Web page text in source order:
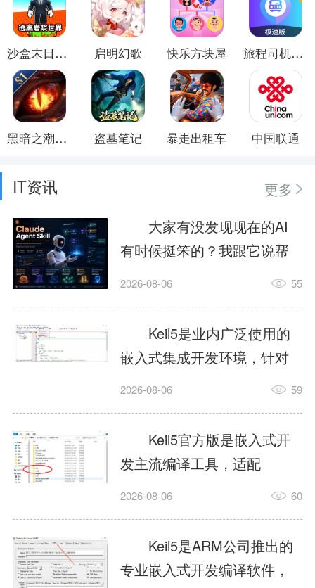
沙盒末日世界 启明幻歌 快乐方块屋 旅程司机极速版
黑暗之潮：契约 盗墓笔记 暴走出租车 中国联通
IT资讯
更多
大家有没发现现在的AI
有时候挺笨的？我跟它说帮
我订个明天早上的闹钟，它
这样？因为AI，就是个只会
耍嘴皮子的书呆子。它脑子
里有海量知识，但没有真正
激发出来实力。而
AgentSkill，就是给AI大脑装
上的一双机械手，它真的能
解决很多问题。1什么是
AgentSkillSkill指...
2026-08-06 55
Keil5是业内广泛使用的
嵌入式集成开发环境，针对
ARM、51内核单片机提供编
力，代码编译稳定，调试工
具成熟，大量开源项目基于
该平台开发。新项目需要单
独下载对应芯片支持包，新
手配置难度较高，正版商业
授权费用不菲，未授权版本
存在程序容量限制，适合硬
2026-08-06 59
Keil5官方版是嵌入式开
发主流编译工具，适配
STM32、51单片机等多款芯
在线调试、代码仿真，兼容
众多厂商芯片安装包。软件
需要手动添加器件库，初次
2026-08-06 60
Keil5是ARM公司推出的
专业嵌入式开发编译软件，